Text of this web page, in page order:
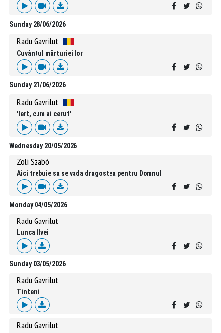
Sunday 28/06/2026
Radu Gavrilut
Cuvântul mărturiei lor
Sunday 21/06/2026
Radu Gavrilut
'Iert, cum ai cerut'
Wednesday 20/05/2026
Zoli Szabó
Aici trebuie sa se vada dragostea pentru Domnul
Monday 04/05/2026
Radu Gavrilut
Lunca Ilvei
Sunday 03/05/2026
Radu Gavrilut
Tinteni
Radu Gavrilut